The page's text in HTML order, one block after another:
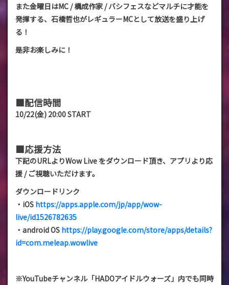
また金曜日はMC / 構成作家 / バシフェスなどマルチに才能を
発揮する、石橋哲也がレギュラーMCとして放送を盛り上げ
る！
是非お楽しみに！
■配信時間
10/22(金) 20:00 START
■応援方法
下記のURLよりWow Live をダウンロード頂き、アプリより応
援 / ご視聴いただけます。
ダウンロードリンク
・iOS https://apps.apple.com/jp/app/wow-
live/id1526782635
・android OS https://play.google.com/store/apps/details?
id=com.meleap.wowlive
※YouTubeチャンネル「HADOアイドルウォーズ」内でも同時